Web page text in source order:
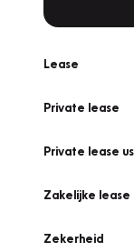
Lease
Private lease
Private lease
Zakelijke lease
Zekerheid